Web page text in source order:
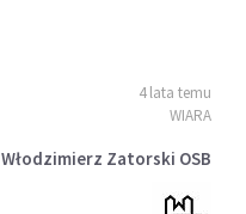
4 lata temu
WIARA
Włodzimierz Zatorski OSB